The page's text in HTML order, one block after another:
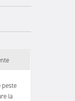
peste
la